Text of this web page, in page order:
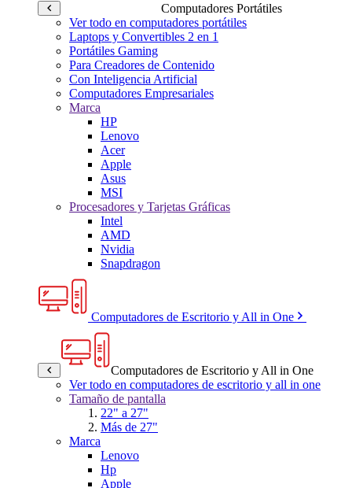
Computadores Portátiles
Ver todo en computadores portátiles
Laptops y Convertibles 2 en 1
Portátiles Gaming
Para Creadores de Contenido
Con Inteligencia Artificial
Computadores Empresariales
Marca
HP
Lenovo
Acer
Apple
Asus
MSI
Procesadores y Tarjetas Gráficas
Intel
AMD
Nvidia
Snapdragon
Computadores de Escritorio y All in One
Computadores de Escritorio y All in One
Ver todo en computadores de escritorio y all in one
Tamaño de pantalla
22" a 27"
Más de 27"
Marca
Lenovo
Hp
Apple